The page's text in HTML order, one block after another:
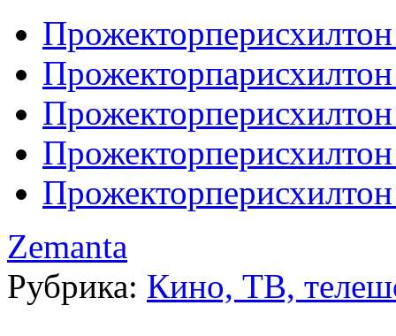
Zemanta
Рубрика: Кино, ТВ,